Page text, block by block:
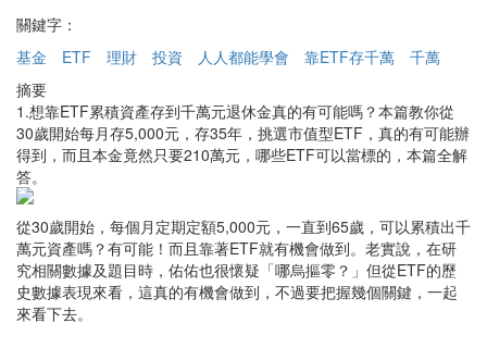
關鍵字：
基金
ETF 理財 投資 人人都能學會 靠ETF存千萬
千萬
摘要
1.想靠ETF累積資產存到千萬元退休金真的有可能嗎？本篇教你從
30歲開始每月存5,000元，存35年，挑選市值型ETF，真的有可能辦
得到，而且本金竟然只要210萬元，哪些ETF可以當標的，本篇全解
答。
從30歲開始，每個月定期定額5,000元，一直到65歲，可以累積出千
萬元資產嗎？有可能！而且靠著ETF就有機會做到。老實說，在研
究相關數據及題目時，佑佑也很懷疑「哪烏摳零？」但從ETF的歷
史數據表現來看，這真的有機會做到，不過要把握幾個關鍵，一起
來看下去。